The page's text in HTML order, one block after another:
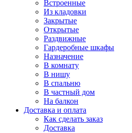
Встроенные
Из кладовки
Закрытые
Открытые
Раздвижные
Гардеробные шкафы
Назначение
В комнату
В нишу
В спальню
В частный дом
На балкон
Доставка и оплата
Как сделать заказ
Доставка